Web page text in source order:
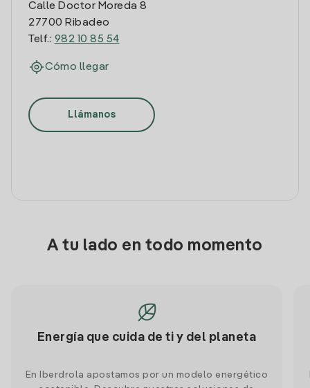
Calle Doctor Moreda 8
27700 Ribadeo
Telf.: 982 10 85 54
Cómo llegar
Llámanos
A tu lado en todo momento
Energía que cuida de ti y del planeta
En Iberdrola apostamos por un modelo energético